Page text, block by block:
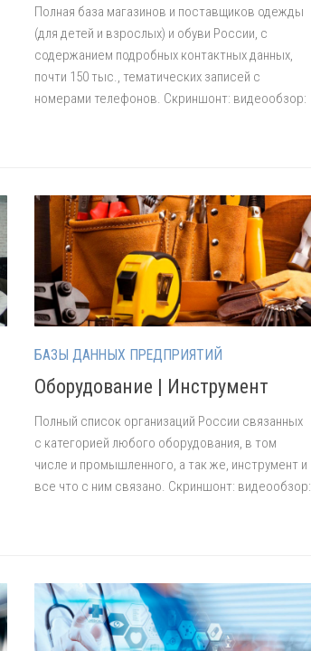
Полная база магазинов и поставщиков одежды
(для детей и взрослых) и обуви России, с
содержанием подробных контактных данных,
почти 150 тыс., тематических записей с
номерами телефонов. Скриншонт: видеообзор:
БАЗЫ ДАННЫХ ПРЕДПРИЯТИЙ
Оборудование | Инструмент
Полный список организаций России связанных
с категорией любого оборудования, в том
числе и промышленного, а так же, инструмент и
все что с ним связано. Скриншонт: видеообзор: